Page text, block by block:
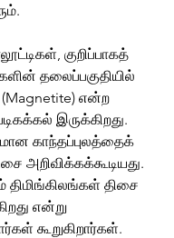
குறிப்பாகத்
தலைப்பகுதியில்
என்ற
இருக்கிறது.
காந்தப்புலத்தைக்
அறிவிக்கக்கூடியது.
திமிங்கிலங்கள் திசை
என்று
கூறுகிறார்கள்.